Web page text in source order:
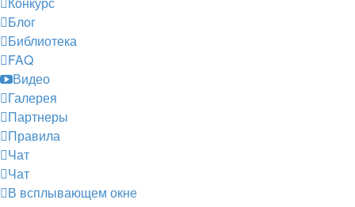
Блог
Библиотека
FAQ
Видео
Галерея
Партнеры
Правила
Чат
Чат
В всплывающем окне